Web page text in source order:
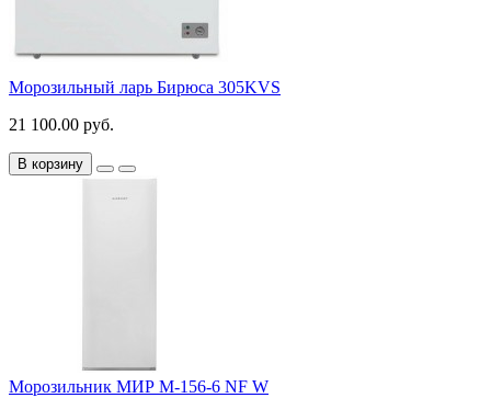
Морозильный ларь Бирюса 305KVS
21 100.00 руб.
В корзину
Морозильник МИР М-156-6 NF W